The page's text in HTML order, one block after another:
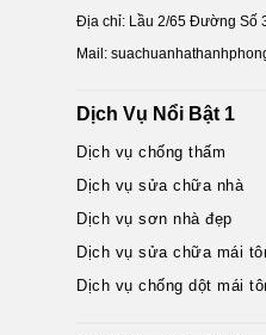
Địa chỉ: Lầu 2/65 Đường Số
Mail:
Dịch Vụ Nổi Bật 1
Dịch vụ chống thấm
Dịch vụ sửa chữa nhà
Dịch vụ sơn nhà đẹp
Dịch vụ sửa chữa mái
Dịch vụ chống dột mái